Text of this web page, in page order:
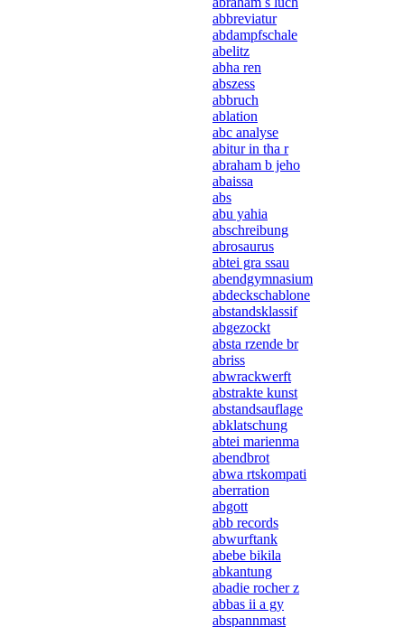
abbreviatur
abdampfschale
abelitz
abha ren
abszess
abbruch
ablation
abc analyse
abitur in tha r
abraham b jeho
abaissa
abs
abu yahia
abschreibung
abrosaurus
abtei gra ssau
abendgymnasium
abdeckschablone
abstandsklassif
abgezockt
absta rzende br
abriss
abwrackwerft
abstrakte kunst
abstandsauflage
abklatschung
abtei marienma
abendbrot
abwa rtskompati
aberration
abgott
abb records
abwurftank
abebe bikila
abkantung
abadie rocher z
abbas ii a gy
abspannmast